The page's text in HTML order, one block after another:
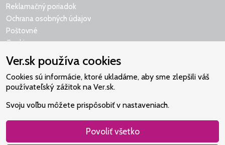
Reklamačný poriadok
Ochrana osobných údajov
Poštovné
Cookies
Naše srdce je v Martindome.
Podporujeme aktivity spoločenstva,
ktoré pomáha nájsť vzťah s Bohom.
Ver.sk používa cookies
Cookies sú informácie, ktoré ukladáme, aby sme zlepšili váš
používateľský zážitok na Ver.sk.
Svoju voľbu môžete prispôsobiť v nastaveniach.
Povoliť všetko